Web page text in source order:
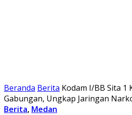
Beranda Berita Kodam I/BB Sita 1
Gabungan, Ungkap Jaringan
Berita, Medan